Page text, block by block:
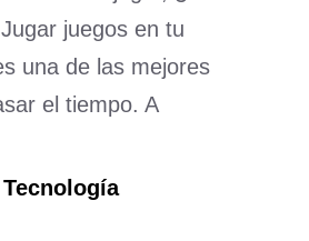
juegos en tu
una de las mejores
el tiempo. A
Tecnología